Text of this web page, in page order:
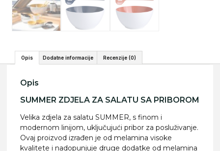
Opis Dodatne informacije Recenzije (0)
Opis
SUMMER ZDJELA ZA SALATU SA PRIBOROM
Velika zdjela za salatu SUMMER, s finom i
modernom linijom, uključujući pribor za posluživanje.
Ovaj proizvod izrađen je od melamina visoke
kvalitete i nadopunjuje druge dodatke od melamina